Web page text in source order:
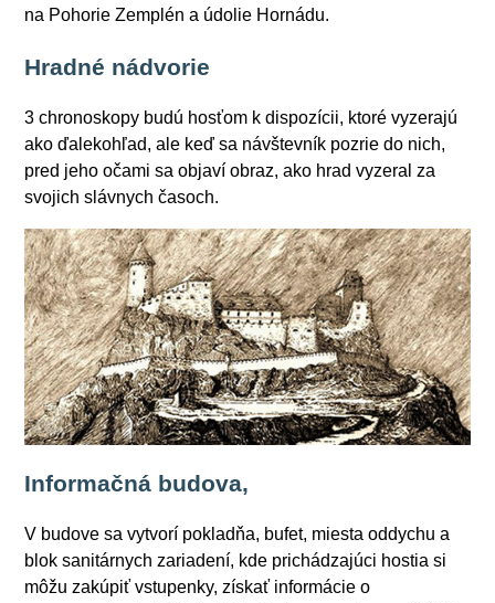
na Pohorie Zemplén a údolie Hornádu.
Hradné nádvorie
3 chronoskopy budú hosťom k dispozícii, ktoré vyzerajú
ako ďalekohľad, ale keď sa návštevník pozrie do nich,
pred jeho očami sa objaví obraz, ako hrad vyzeral za
svojich slávnych časoch.
Informačná budova,
V budove sa vytvorí pokladňa, bufet, miesta oddychu a
blok sanitárnych zariadení, kde prichádzajúci hostia si
môžu zakúpiť vstupenky, získať informácie o